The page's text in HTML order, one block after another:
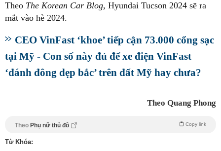
Theo The Korean Car Blog, Hyundai Tucson 2024 sẽ ra
mắt vào hè 2024.
CEO VinFast ‘khoe’ tiếp cận 73.000 cổng sạc
tại Mỹ - Con số này đủ để xe điện VinFast
‘đánh đông dẹp bắc’ trên đất Mỹ hay chưa?
Theo Quang Phong
Theo Phụ nữ thủ đô Copy link
Từ Khóa: